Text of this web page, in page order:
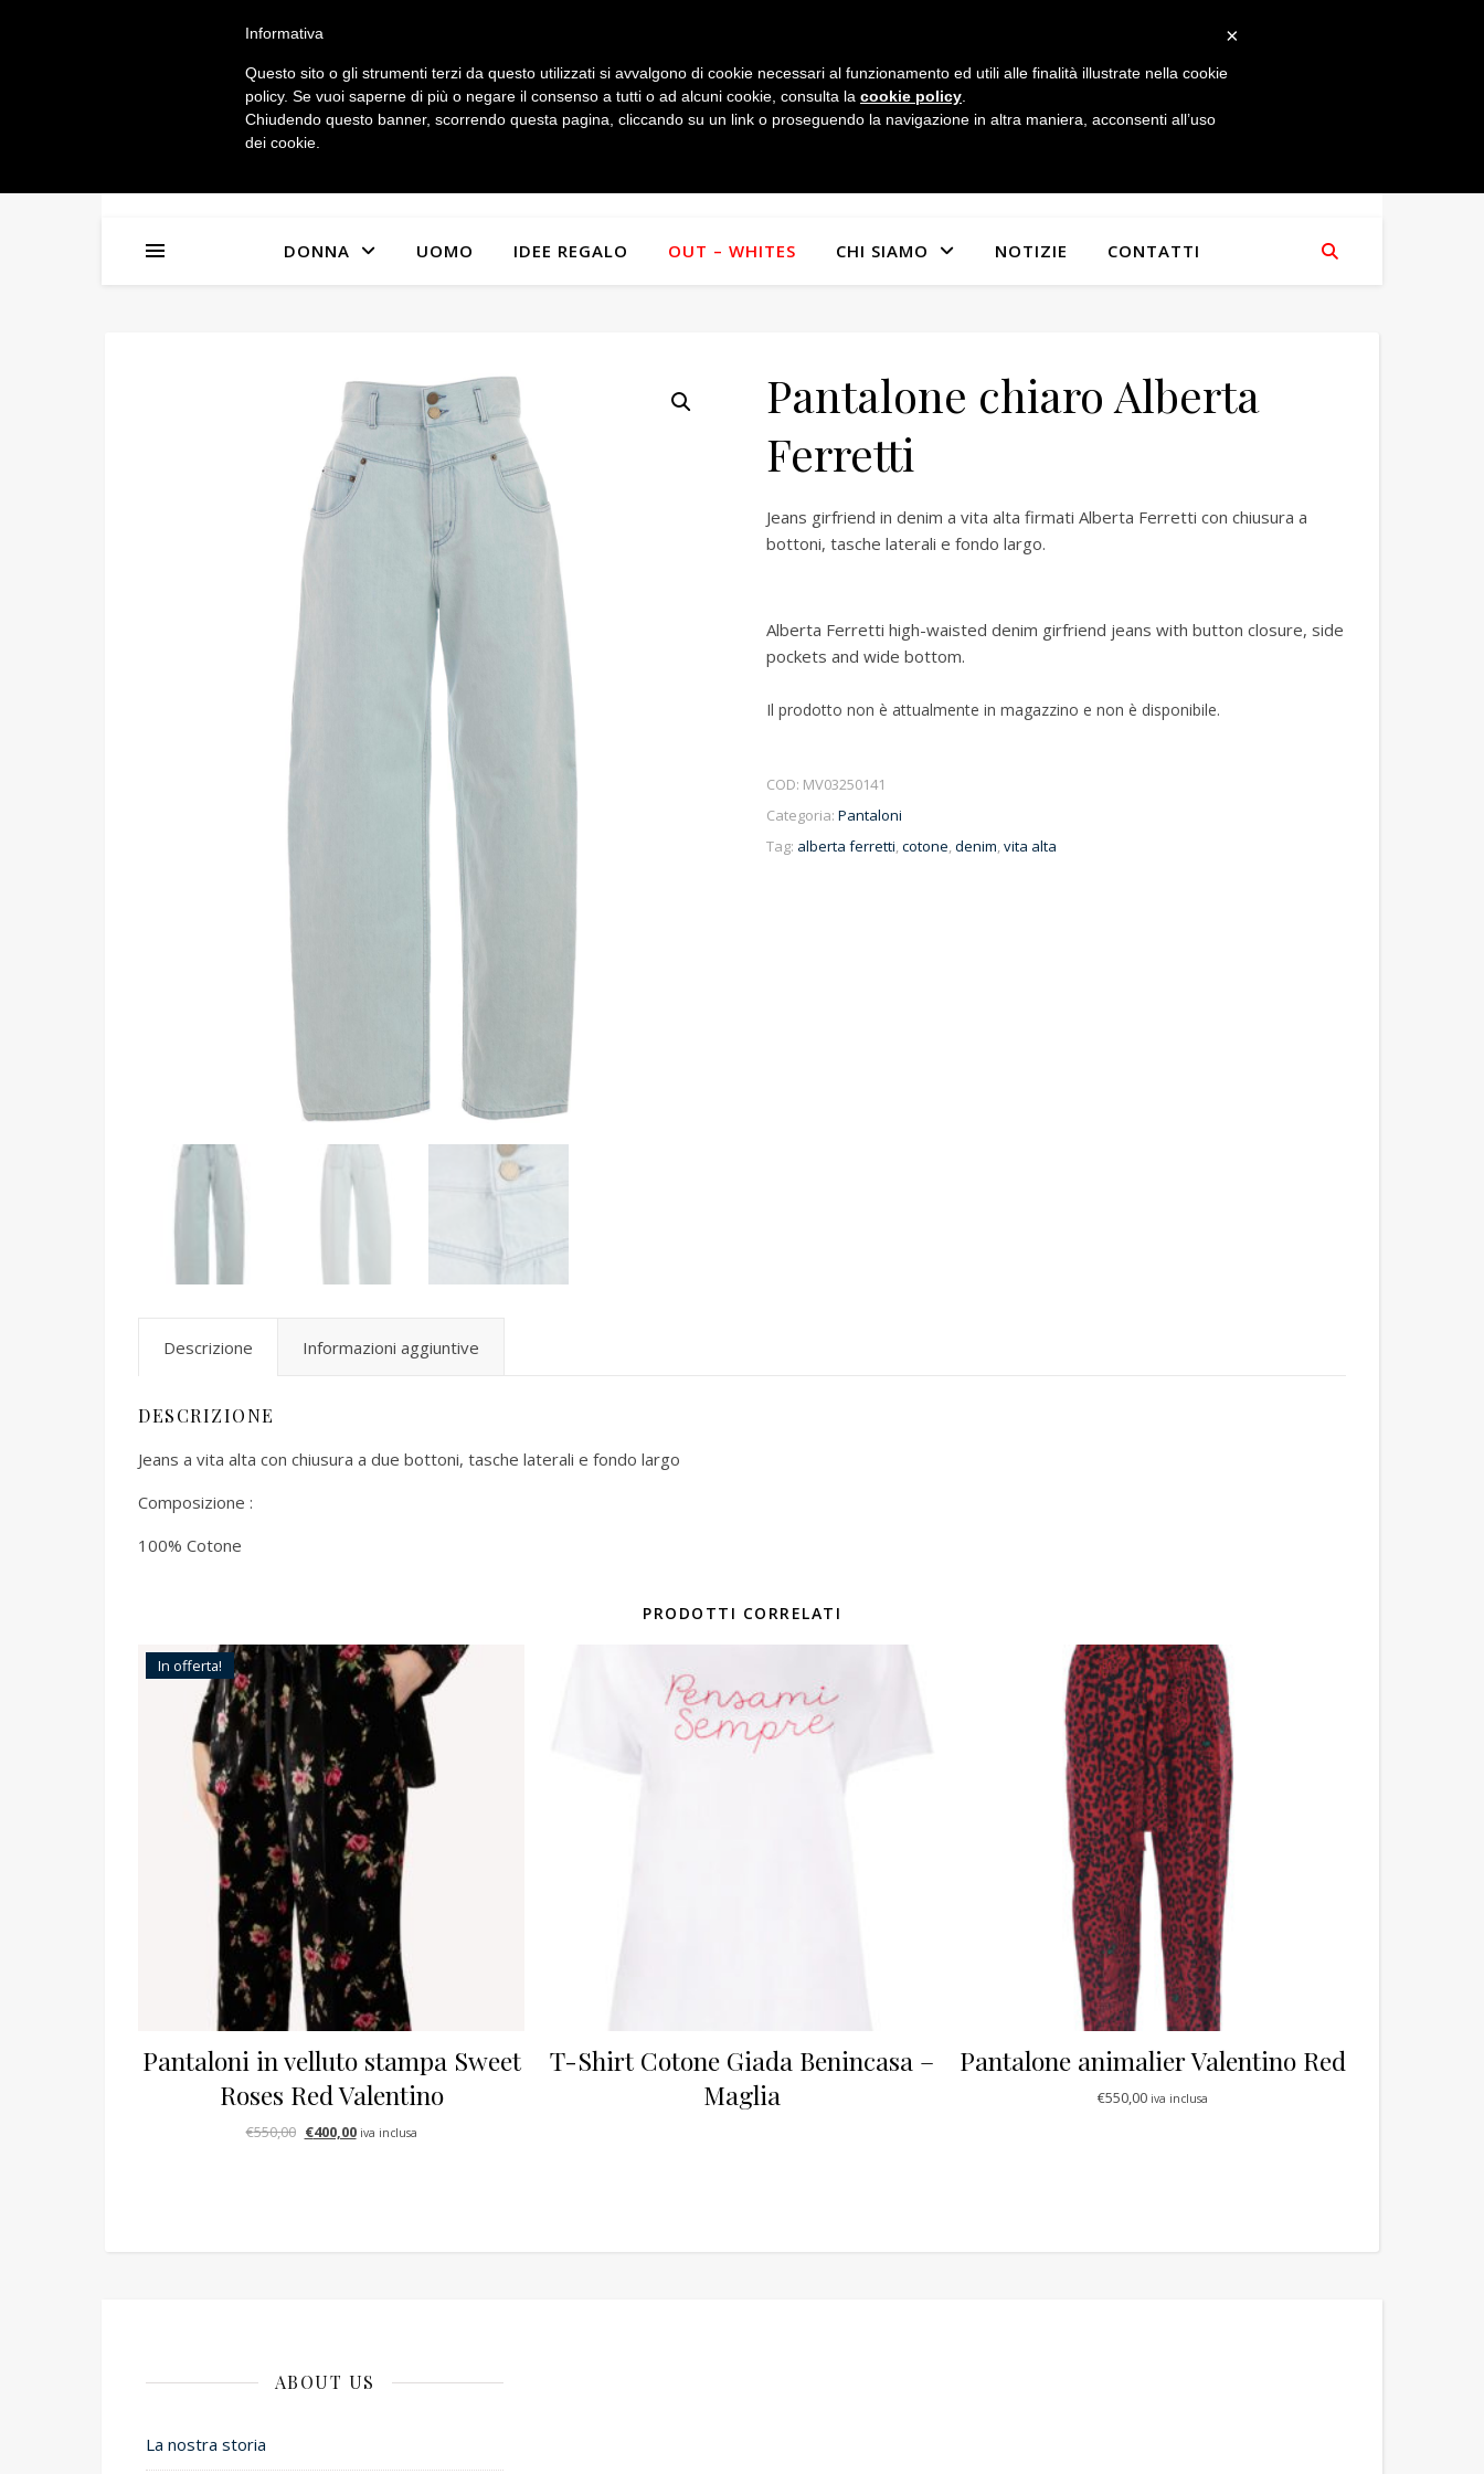
IL MIO ACCOUNT
DONNA UOMO IDEE REGALO OUT – WHITES CHI SIAMO NOTIZIE CONTATTI
Pantalone chiaro Alberta
Ferretti
Jeans girfriend in denim a vita alta firmati Alberta Ferretti con chiusura a
bottoni, tasche laterali e fondo largo.
Alberta Ferretti high-waisted denim girfriend jeans with button closure, side
pockets and wide bottom.
Il prodotto non è attualmente in magazzino e non è disponibile.
COD: MV03250141
Categoria: Pantaloni
Tag: alberta ferretti,cotone,denim,vita alta
Descrizione Informazioni aggiuntive
DESCRIZIONE
Jeans a vita alta con chiusura a due bottoni, tasche laterali e fondo largo
Composizione :
100% Cotone
PRODOTTI CORRELATI
In offerta!
Pantaloni in velluto stampa Sweet
Roses Red Valentino
€550,00 Il prezzo originale era: €550,00.
€400,00Il prezzo attuale è: €400,00.
iva inclusa
T-Shirt Cotone Giada Benincasa –
Maglia
Pantalone animalier Valentino Red
€550,00 iva inclusa
ABOUT US
La nostra storia
×
Informativa
Questo sito o gli strumenti terzi da questo utilizzati si avvalgono di cookie necessari al funzionamento ed utili alle finalità illustrate nella cookie
policy. Se vuoi saperne di più o negare il consenso a tutti o ad alcuni cookie, consulta la cookie policy
Chiudendo questo banner, scorrendo questa pagina, cliccando su un link o proseguendo la navigazione in altra maniera, acconsenti all’uso
dei cookie.